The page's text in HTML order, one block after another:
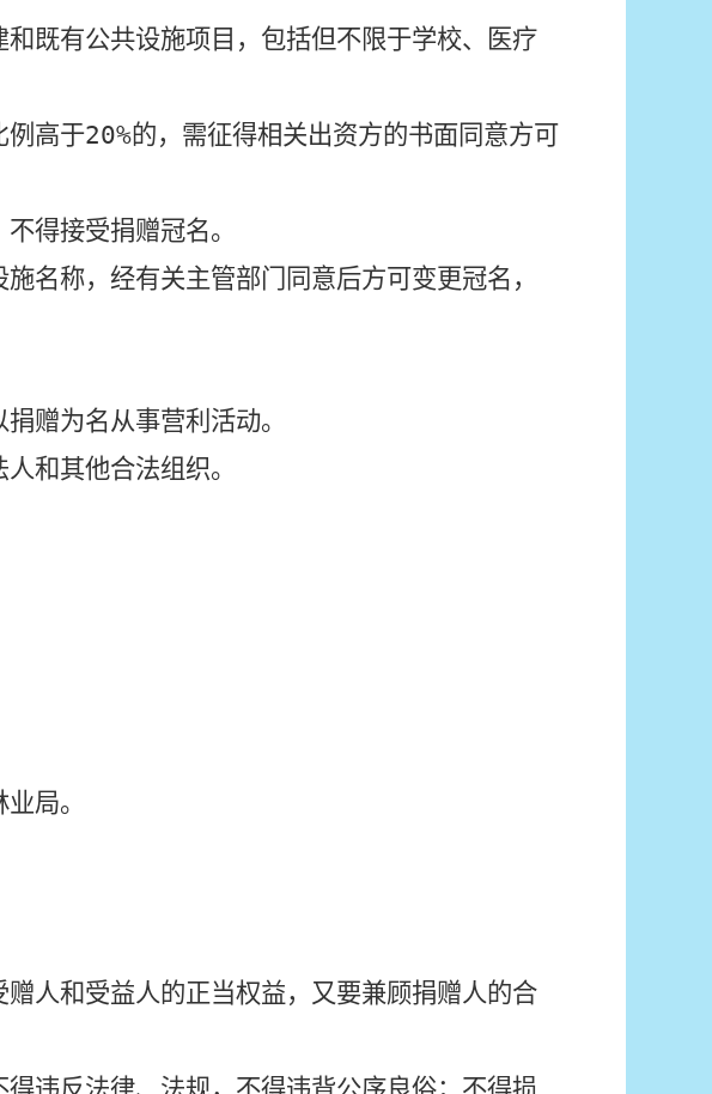
既有公共设施项目，包括但不限于学校、医疗
例高于20%的，需征得相关出资方的书面同意方可
得接受捐赠冠名。
名称，经有关主管部门同意后方可变更冠名，
赠为名从事营利活动。
和其他合法组织。
业局。
人和受益人的正当权益，又要兼顾捐赠人的合